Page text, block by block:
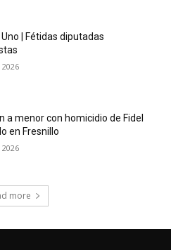
| Fétidas diputadas
a menor con homicidio de Fidel
en Fresnillo
more